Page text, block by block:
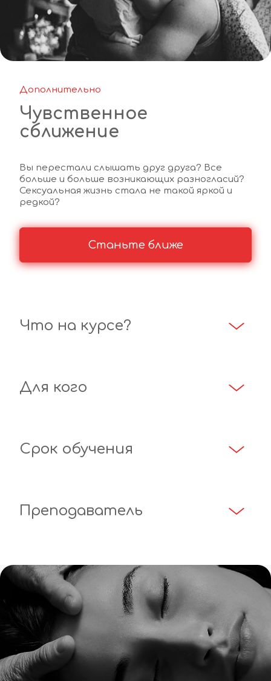
Дополнительно
Чувственное
сближение
Вы перестали слышать друг друга? Все
больше и больше возникающих разногласий?
Сексуальная жизнь стала не такой яркой и
редкой?
Станьте ближе
Что на курсе?
Для кого
Срок обучения
Преподаватель